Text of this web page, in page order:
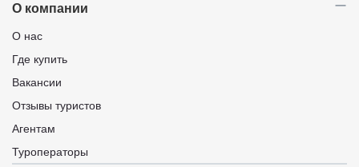
О компании
О нас
Где купить
Вакансии
Отзывы туристов
Агентам
Туроператоры